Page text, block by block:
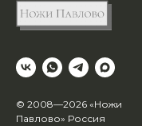
© 2008—2026 «Ножи
Павлово» Россия